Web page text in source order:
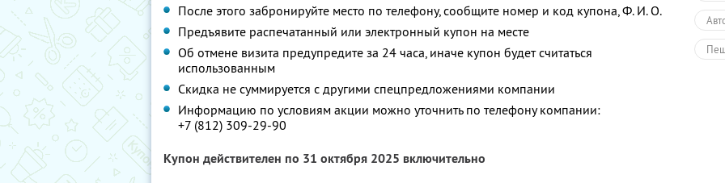
После этого забронируйте место по телефону, сообщите номер и код купона,Ф. И. О.
Предъявите распечатанный или электронный купон на месте
Об отмене визита предупредите за 24 часа, иначе купон будет считаться
использованным
Скидка не суммируется с другими спецпредложениями компании
Информацию по условиям акции можно уточнить по телефону компании:
+7 (812) 309-29-90
Купон действителен по 31 октября 2025 включительно